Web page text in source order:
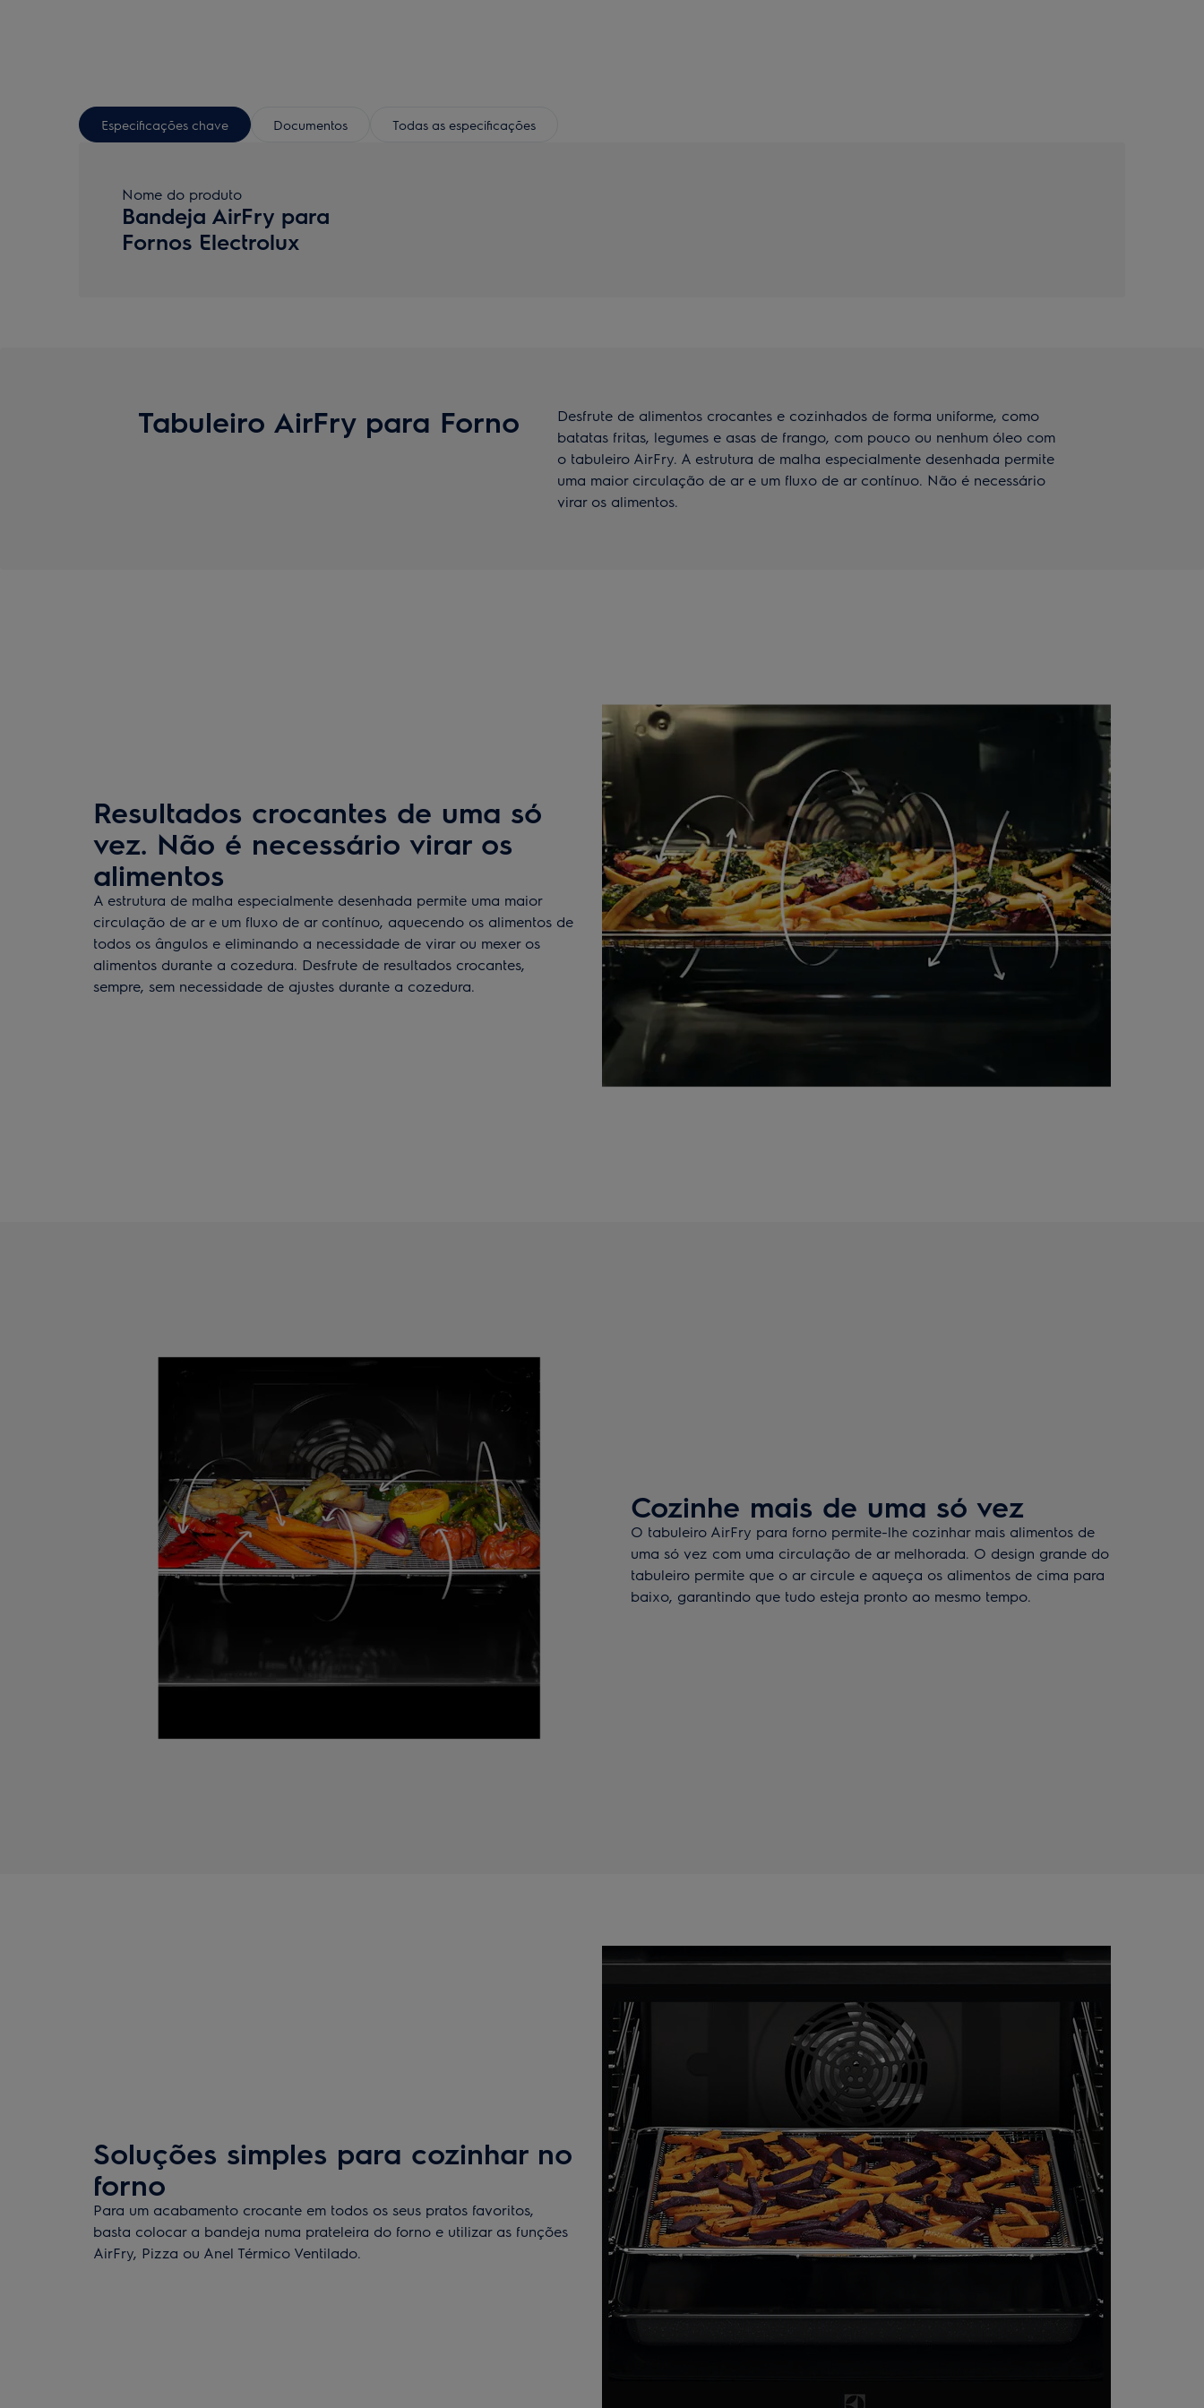
Especificações chave Documentos Todas as especificações
Nome do produto
Bandeja AirFry para
Fornos Electrolux
Tabuleiro AirFry para Forno
Desfrute de alimentos crocantes e cozinhados de forma uniforme, como
batatas fritas, legumes e asas de frango, com pouco ou nenhum óleo com
o tabuleiro AirFry. A estrutura de malha especialmente desenhada permite
uma maior circulação de ar e um fluxo de ar contínuo. Não é necessário
virar os alimentos.
Resultados crocantes de uma só
vez. Não é necessário virar os
alimentos
A estrutura de malha especialmente desenhada permite uma maior
circulação de ar e um fluxo de ar contínuo, aquecendo os alimentos de
todos os ângulos e eliminando a necessidade de virar ou mexer os
alimentos durante a cozedura. Desfrute de resultados crocantes,
sempre, sem necessidade de ajustes durante a cozedura.
Cozinhe mais de uma só vez
O tabuleiro AirFry para forno permite-lhe cozinhar mais alimentos de
uma só vez com uma circulação de ar melhorada. O design grande do
tabuleiro permite que o ar circule e aqueça os alimentos de cima para
baixo, garantindo que tudo esteja pronto ao mesmo tempo.
Soluções simples para cozinhar no
forno
Para um acabamento crocante em todos os seus pratos favoritos,
basta colocar a bandeja numa prateleira do forno e utilizar as funções
AirFry, Pizza ou Anel Térmico Ventilado.